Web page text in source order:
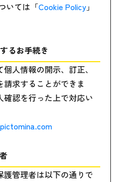
いては「Cookie Policy 」
るお手続き
人情報の開示、訂正、
求することができま
認を行った上で対応い
管理者は以下の通りで